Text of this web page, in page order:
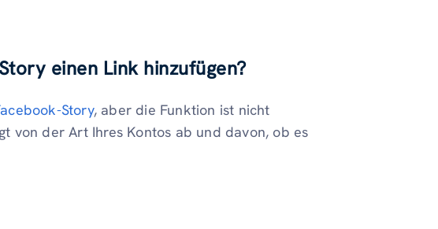
einen Link hinzufügen?
Story, aber die Funktion ist nicht
von der Art Ihres Kontos ab und davon, ob es